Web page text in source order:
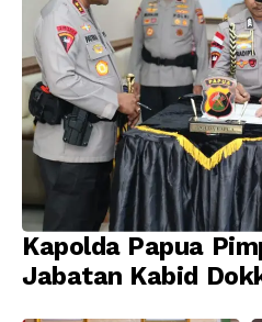
Kapolda Papua
Jabatan Kabid